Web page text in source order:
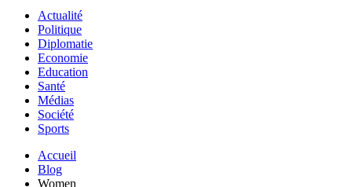
Actualité
Politique
Diplomatie
Economie
Education
Santé
Médias
Société
Sports
Accueil
Blog
Women